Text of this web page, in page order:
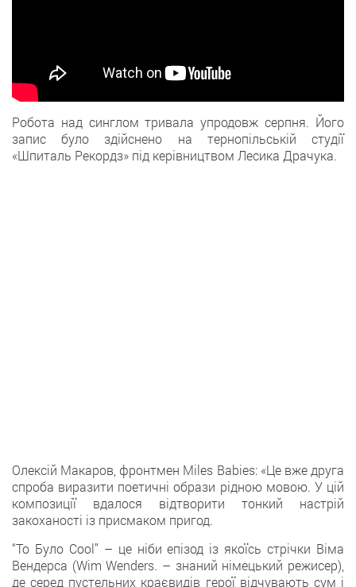
Робота над синглом тривала упродовж серпня. Його
запис було здійснено на тернопільській студії
«Шпиталь Рекордз» під керівництвом Лесика Драчука.
Олексій Макаров, фронтмен Miles Babies: «Це вже друга
спроба виразити поетичні образи рідною мовою. У цій
композиції вдалося відтворити тонкий настрій
закоханості із присмаком пригод.
“То Було Cool” – це ніби епізод із якоїсь стрічки Віма
Вендерса (Wim Wenders. – знаний німецький режисер),
де серед пустельних краєвидів герої відчувають сум і